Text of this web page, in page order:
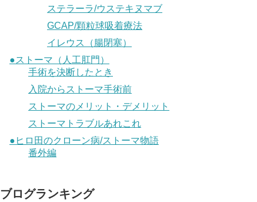
ステラーラ/ウステキヌマブ
GCAP/顆粒球吸着療法
イレウス（腸閉塞）
●ストーマ（人工肛門）
手術を決断したとき
入院からストーマ手術前
ストーマのメリット・デメリット
ストーマトラブルあれこれ
●ヒロ田のクローン病/ストーマ物語
番外編
ブログランキング